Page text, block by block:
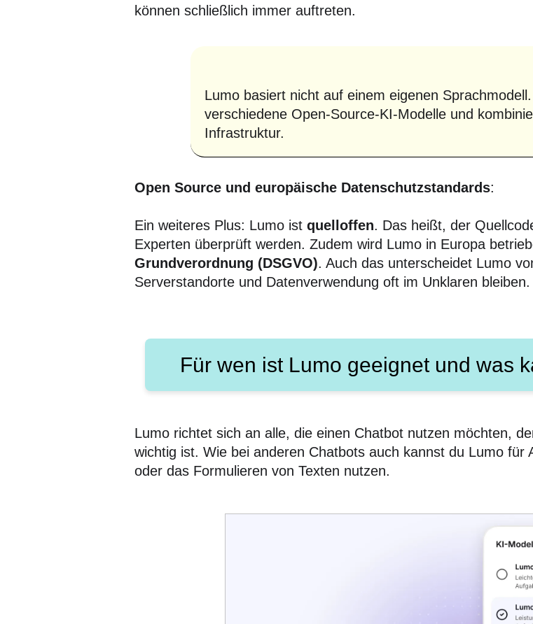
können schließlich immer auftreten.
Lumo basiert nicht auf einem eigenen
verschiedene Open-Source-KI-Modelle und
Infrastruktur.
Open Source und europäische Datenschutzstandards:
Ein weiteres Plus: Lumo ist quelloffen. Das heißt, der
Experten überprüft werden. Zudem wird Lumo in Europa
Grundverordnung (DSGVO). Auch das unterscheidet Lumo
Serverstandorte und Datenverwendung oft im Unklaren bleiben.
Für wen ist Lumo geeignet und was
Lumo richtet sich an alle, die einen Chatbot nutzen möchten,
wichtig ist. Wie bei anderen Chatbots auch kannst du Lumo für
oder das Formulieren von Texten nutzen.